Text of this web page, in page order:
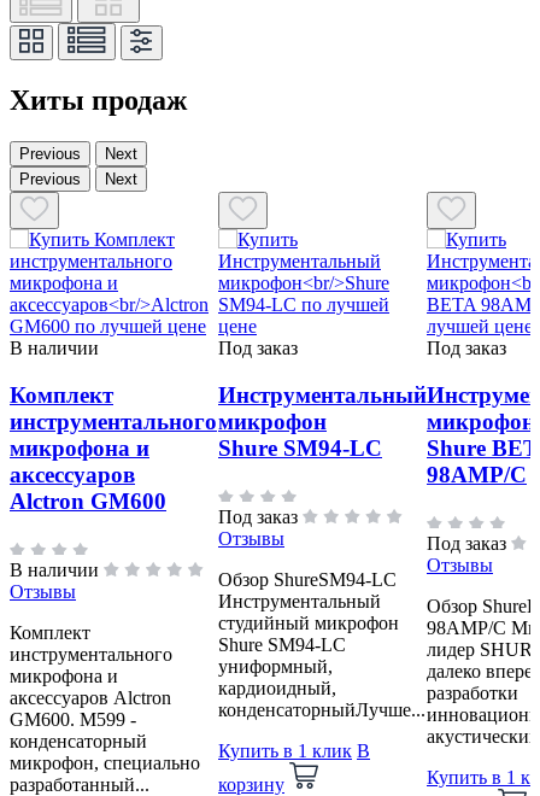
Хиты продаж
Previous
Next
Previous
Next
В наличии
Комплект
инструментального
микрофона и
аксессуаров
Alctron GM600
В наличии
Отзывы
Комплект
инструментального
микрофона и
аксессуаров Alctron
GM600. M599 -
конденсаторный
микрофон, специально
разработанный...
Под заказ
Инструментальный
микрофон
Shure SM94-LC
Под заказ
Отзывы
Обзор ShureSM94-LC
Инструментальный
студийный микрофон
Shure SM94-LC
униформный,
кардиоидный,
конденсаторныйЛучше...
Купить в 1 клик В
корзину
Под заказ
микрофон
Shure
98AMP/C
Под заказ
Отзывы
Обзор
98AMP/C
лидер
далеко
разработки
Купить в 1